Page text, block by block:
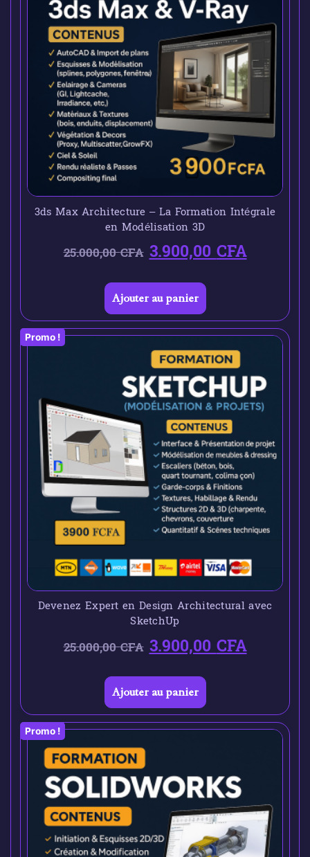
3ds Max Architecture – La Formation Intégrale
en Modélisation 3D
25.000,00CFA 3.900,00CFA
Ajouter au panier
Promo !
Devenez Expert en Design Architectural avec
SketchUp
25.000,00CFA 3.900,00CFA
Ajouter au panier
Promo !